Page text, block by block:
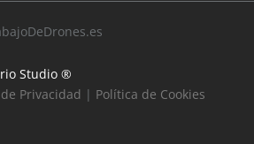
Studio ®
Privacidad | Política de Cookies